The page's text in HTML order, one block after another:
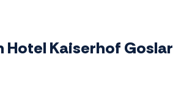
Hotel Kaiserhof Goslar